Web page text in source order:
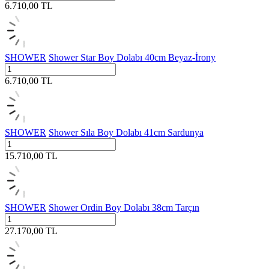
6.710,00 TL
SHOWER Shower Star Boy Dolabı 40cm Beyaz-İrony
6.710,00 TL
SHOWER Shower Sıla Boy Dolabı 41cm Sardunya
15.710,00 TL
SHOWER Shower Ordin Boy Dolabı 38cm Tarçın
27.170,00 TL